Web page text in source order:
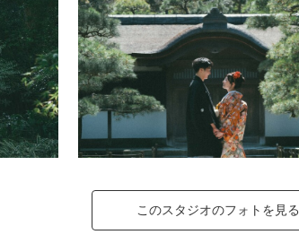
このスタジオのフォトを見る